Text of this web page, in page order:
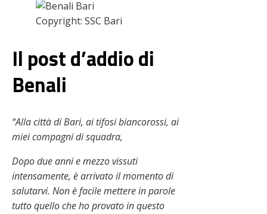
Copyright: SSC Bari
Il post d’addio di
Benali
“Alla città di Bari, ai tifosi biancorossi, ai
miei compagni di squadra,
Dopo due anni e mezzo vissuti
intensamente, è arrivato il momento di
salutarvi. Non è facile mettere in parole
tutto quello che ho provato in questo